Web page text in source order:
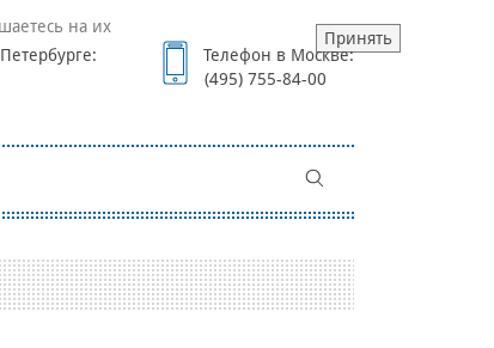
Телефон в Москве:
(495) 755-84-00
на их
Принять